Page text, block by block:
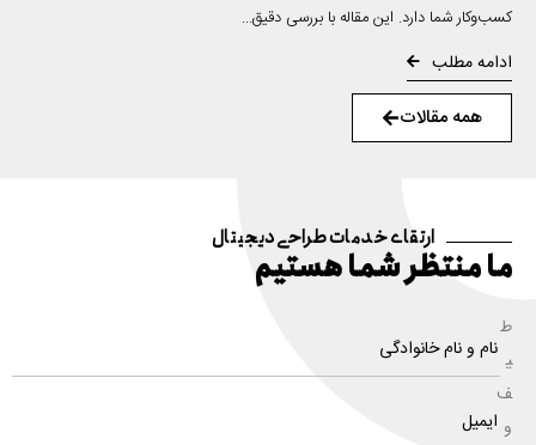
کسب‌وکار شما دارد. این مقاله با بررسی دقیق...
ادامه مطلب
همه مقالات
ارتقای خدمات طراحی دیجیتال
ما منتظر شما هستیم
ط
ی
ف
و